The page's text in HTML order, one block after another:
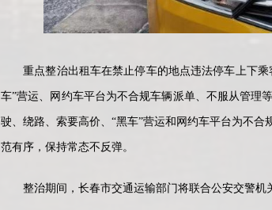
重点整治出租车在禁止停车的地点违法停车上下乘
车”营运、网约车平台为不合规车辆派单、不服从管理
驶、绕路、索要高价、“黑车”营运和网约车平台为不
范有序，保持常态不反弹。
整治期间，长春市交通运输部门将联合公安交警机